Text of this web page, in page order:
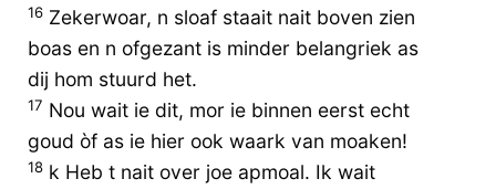
16 Zekerwoar, n sloaf staait nait boven zien
boas en n ofgezant is minder belangriek as
dij hom stuurd het.
17 Nou wait ie dit, mor ie binnen eerst echt
goud òf as ie hier ook waark van moaken!
18 k Heb t nait over joe apmoal. Ik wait